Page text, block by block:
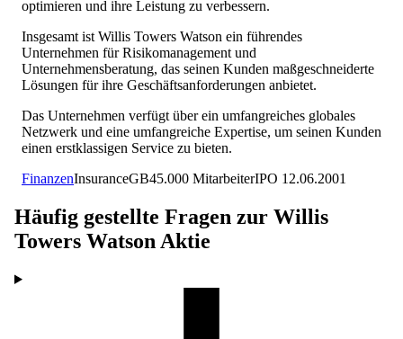
optimieren und ihre Leistung zu verbessern.
Insgesamt ist Willis Towers Watson ein führendes
Unternehmen für Risikomanagement und
Unternehmensberatung, das seinen Kunden maßgeschneiderte
Lösungen für ihre Geschäftsanforderungen anbietet.
Das Unternehmen verfügt über ein umfangreiches globales
Netzwerk und eine umfangreiche Expertise, um seinen Kunden
einen erstklassigen Service zu bieten.
FinanzenInsuranceGB45.000 MitarbeiterIPO 12.06.2001
Häufig gestellte Fragen zur Willis
Towers Watson Aktie